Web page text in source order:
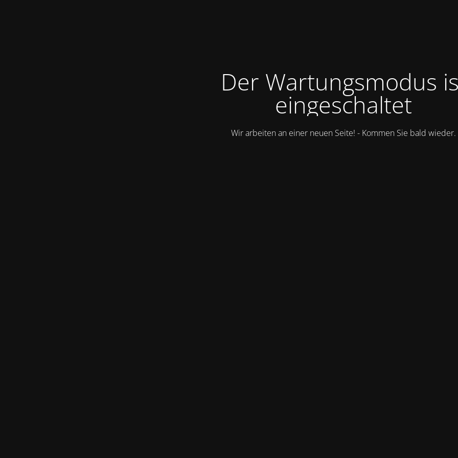
Der Wartungsmodus
eingeschaltet
Wir arbeiten an einer neuen Seite! - Kommen Sie bald wieder.